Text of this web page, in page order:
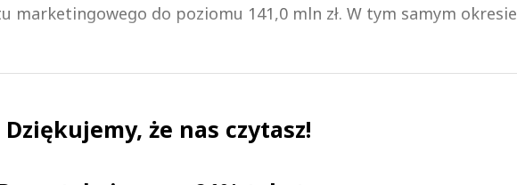
marketingowego do poziomu 141,0 mln zł. W tym samym okresie
Dziękujemy, że nas czytasz!